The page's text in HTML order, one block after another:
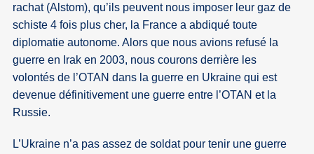
rachat (Alstom), qu’ils peuvent nous imposer leur gaz de
schiste 4 fois plus cher, la France a abdiqué toute
diplomatie autonome. Alors que nous avions refusé la
guerre en Irak en 2003, nous courons derrière les
volontés de l’OTAN dans la guerre en Ukraine qui est
devenue définitivement une guerre entre l’OTAN et la
Russie.
L’Ukraine n’a pas assez de soldat pour tenir une guerre